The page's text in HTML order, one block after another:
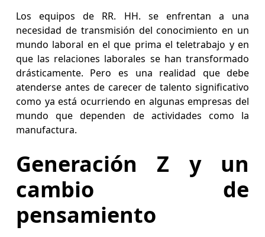
Los equipos de RR. HH. se enfrentan a una
necesidad de transmisión del conocimiento en un
mundo laboral en el que prima el teletrabajo y en
que las relaciones laborales se han transformado
drásticamente. Pero es una realidad que debe
atenderse antes de carecer de talento significativo
como ya está ocurriendo en algunas empresas del
mundo que dependen de actividades como la
manufactura.
Generación Z y un
cambio de
pensamiento